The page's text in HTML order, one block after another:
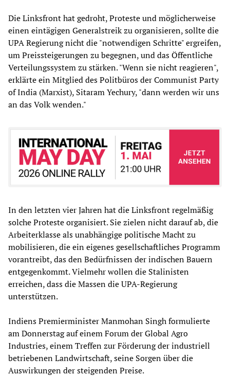
Die Linksfront hat gedroht, Proteste und möglicherweise
einen eintägigen Generalstreik zu organisieren, sollte die
UPA Regierung nicht die "notwendigen Schritte" ergreifen,
um Preissteigerungen zu begegnen, und das Öffentliche
Verteilungssystem zu stärken. "Wenn sie nicht reagieren",
erklärte ein Mitglied des Politbüros der Communist Party
of India (Marxist), Sitaram Yechury, "dann werden wir uns
an das Volk wenden."
In den letzten vier Jahren hat die Linksfront regelmäßig
solche Proteste organisiert. Sie zielen nicht darauf ab, die
Arbeiterklasse als unabhängige politische Macht zu
mobilisieren, die ein eigenes gesellschaftliches Programm
vorantreibt, das den Bedürfnissen der indischen Bauern
entgegenkommt. Vielmehr wollen die Stalinisten
erreichen, dass die Massen die UPA-Regierung
unterstützen.
Indiens Premierminister Manmohan Singh formulierte
am Donnerstag auf einem Forum der Global Agro
Industries, einem Treffen zur Förderung der industriell
betriebenen Landwirtschaft, seine Sorgen über die
Auswirkungen der steigenden Preise.